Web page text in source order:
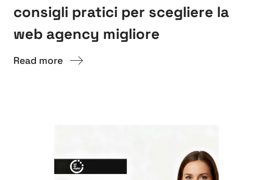
consigli pratici per scegliere la
web agency migliore
Read more